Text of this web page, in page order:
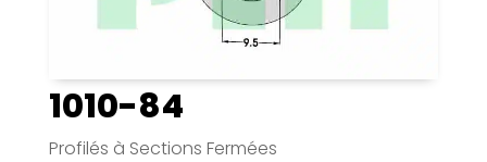
1010-84
Profilés à Sections Fermées